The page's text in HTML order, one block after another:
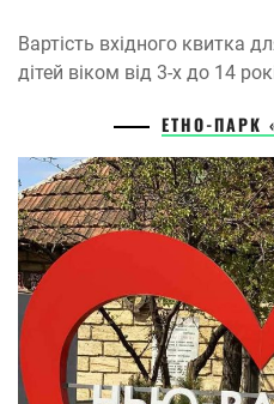
Вартість вхідного квитка
дітей віком від 3-х до 14
ЕТНО-ПАРК